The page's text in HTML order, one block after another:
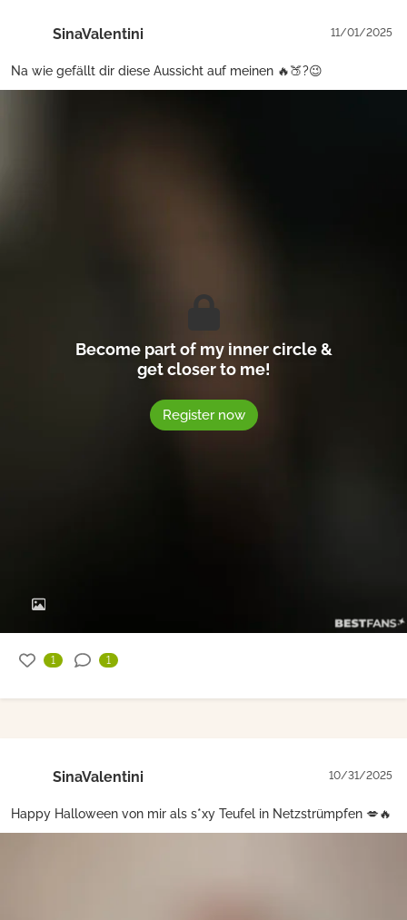
SinaValentini 11/01/2025
Na wie gefällt dir diese Aussicht auf meinen 🔥🍑?😉
Become part of my inner circle &
get closer to me!
Register now
1 1
SinaValentini 10/31/2025
Happy Halloween von mir als s*xy Teufel in Netzstrümpfen 💋🔥